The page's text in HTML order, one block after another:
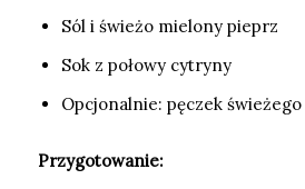
Sól i świeżo mielony pieprz
Sok z połowy cytryny
Opcjonalnie: pęczek
Przygotowanie: